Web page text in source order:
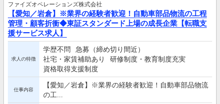
ファイズオペレーションズ株式会社
【愛知／岩倉】※業界の経験者歓迎！自動車部品物流の工程
管理・顧客折衝◆東証スタンダード上場の成長企業【転職支
援サービス求人】
求人の特徴
学歴不問
急募（締め切り間近）
社宅・家賃補助あり
研修制度・教育制度充実
資格取得支援制度
仕事内容
【愛知／岩倉】※業界の経験者歓迎！自動車部品物流
の工...